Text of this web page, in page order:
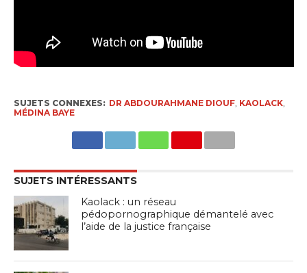
SUJETS CONNEXES: DR ABDOURAHMANE DIOUF, KAOLACK,
MÉDINA BAYE
SUJETS INTÉRESSANTS
Kaolack : un réseau
pédopornographique démantelé avec
l’aide de la justice française